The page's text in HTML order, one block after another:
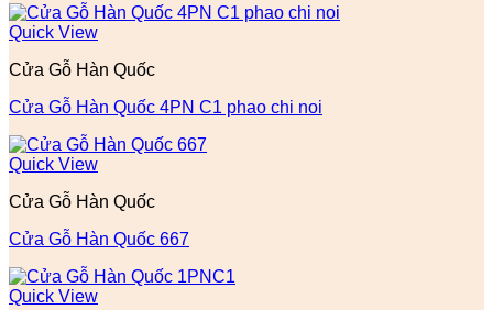
Quick View
Cửa Gỗ Hàn Quốc
Cửa Gỗ Hàn Quốc 4PN C1 phao chi noi
Quick View
Cửa Gỗ Hàn Quốc
Cửa Gỗ Hàn Quốc 667
Quick View